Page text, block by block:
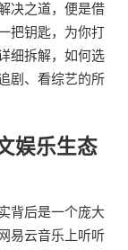
决之道，便是借
把钥匙，为你打
细拆解，如何选
剧、看综艺的所
娱乐生态
背后是一个庞大
易云音乐上听听